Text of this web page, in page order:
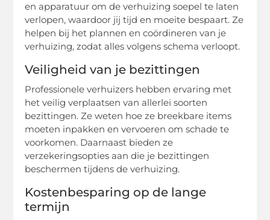
en apparatuur om de verhuizing soepel te laten
verlopen, waardoor jij tijd en moeite bespaart. Ze
helpen bij het plannen en coördineren van je
verhuizing, zodat alles volgens schema verloopt.
Veiligheid van je bezittingen
Professionele verhuizers hebben ervaring met
het veilig verplaatsen van allerlei soorten
bezittingen. Ze weten hoe ze breekbare items
moeten inpakken en vervoeren om schade te
voorkomen. Daarnaast bieden ze
verzekeringsopties aan die je bezittingen
beschermen tijdens de verhuizing.
Kostenbesparing op de lange
termijn